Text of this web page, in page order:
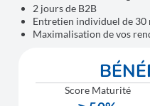
2 jours de B2B
Entretien individuel de 30
Maximalisation de vos
Score Maturité